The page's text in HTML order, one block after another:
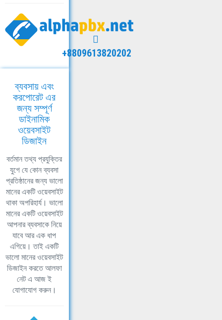
+8809613820202
ব্যবসায় এবং
করপোরেট এর
জন্য সম্পূর্ণ
ডাইনামিক
ওয়েবসাইট
ডিজাইন
বর্তমান তথ্য প্রযুক্তির
যুগে যে কোন ব্যবসা
প্রতিষ্ঠানের জন্য ভালো
মানের একটি ওয়েবসাইট
থাকা অপরিহার্য। ভালো
মানের একটি ওয়েবসাইট
আপনার ব্যবসাকে নিয়ে
যাবে আর এক ধাপ
এগিয়ে। তাই একটি
ভালো মানের ওয়েবসাইট
ডিজাইন করতে আলফা
নেট এ আজ ই
যোগাযোগ করুন।